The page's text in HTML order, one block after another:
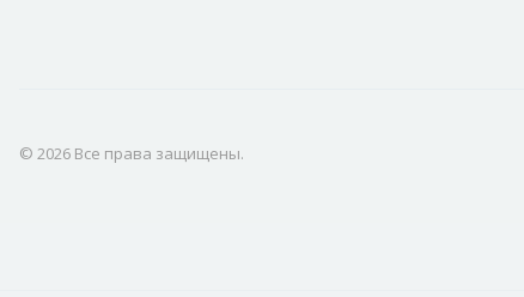
© 2026 Все права защищены.